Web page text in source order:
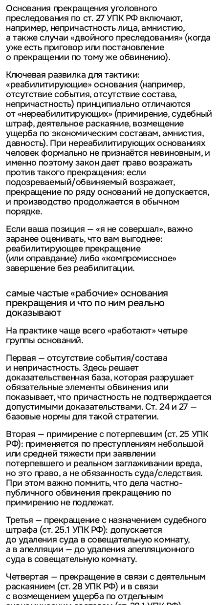
Основания прекращения уголовного
преследования по ст. 27 УПК РФ включают,
например, непричастность лица, амнистию,
а также случаи «двойного преследования» (когда
уже есть приговор или постановление
о прекращении по тому же обвинению).
Ключевая развилка для тактики:
«реабилитирующие» основания (например,
отсутствие события, отсутствие состава,
непричастность) принципиально отличаются
от «нереабилитирующих» (примирение, судебный
штраф, деятельное раскаяние, возмещение
ущерба по экономическим составам, амнистия,
давность). При нереабилитирующих основаниях
человек формально не признаётся невиновным, и
именно поэтому закон дает право возражать
против такого прекращения: если
подозреваемый/обвиняемый возражает,
прекращение по ряду оснований не допускается,
и производство продолжается в обычном
порядке.
Если ваша позиция — «я не совершал», важно
заранее оценивать, что вам выгоднее:
реабилитирующее прекращение
(или оправдание) либо «компромиссное»
завершение без реабилитации.
самые частые «рабочие» основания
прекращения и что по ним реально
доказывают
На практике чаще всего «работают» четыре
группы оснований.
Первая — отсутствие события/состава
и непричастность. Здесь решает
доказательственная база, которая разрушает
обязательные элементы обвинения или
показывает, что причастность не подтверждается
допустимыми доказательствами. Ст. 24 и 27 —
базовые нормы для такой стратегии.
Вторая — примирение с потерпевшим (ст. 25 УПК
РФ): применяется по преступлениям небольшой
или средней тяжести при заявлении
потерпевшего и реальном заглаживании вреда,
но это право, а не обязанность суда/следствия.
При этом важно помнить, что дела частно-
публичного обвинения прекращению по
примирению не подлежат.
Третья — прекращение с назначением судебного
штрафа (ст. 25.1 УПК РФ): допускается
до удаления суда в совещательную комнату,
а в апелляции — до удаления апелляционного
суда в совещательную комнату.
Четвертая — прекращение в связи с деятельным
раскаянием (ст. 28 УПК РФ) и в связи
с возмещением ущерба по отдельным